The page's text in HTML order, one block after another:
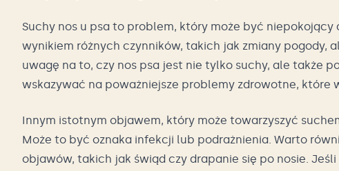
Suchy nos u psa to problem, który może być
wynikiem różnych czynników, takich jak zmiany pogody,
uwagę na to, czy nos psa jest nie tylko suchy, ale także
wskazywać na poważniejsze problemy zdrowotne, które
Innym istotnym objawem, który może towarzyszyć
Może to być oznaka infekcji lub podrażnienia. Warto
objawów, takich jak świąd czy drapanie się po nosie.